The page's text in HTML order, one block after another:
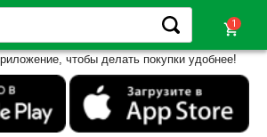
shopping_cart
чтобы делать покупки удобнее!